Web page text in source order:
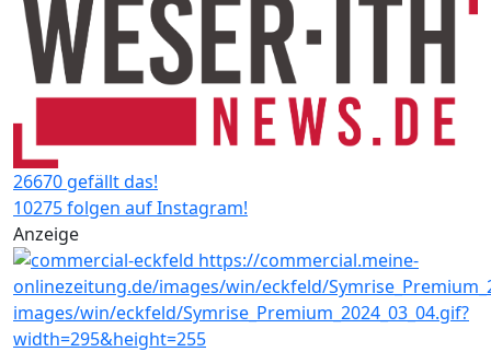
26670 gefällt das!
10275 folgen auf Instagram!
Anzeige